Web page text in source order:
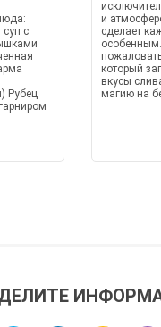
с
Рубец
и
сделает
который
вкусы
магию на